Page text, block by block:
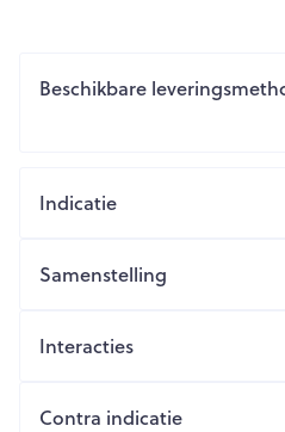
Beschikbare
Indicatie
Samenstelling
Interacties
Contra indicatie